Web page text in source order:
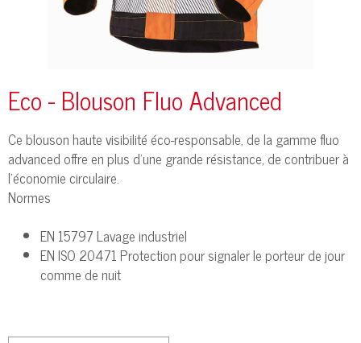
Eco - Blouson Fluo Advanced
Ce blouson haute visibilité éco-responsable, de la gamme fluo
advanced offre en plus d'une grande résistance, de contribuer à
l'économie circulaire.
Normes
EN 15797 Lavage industriel
EN ISO 20471 Protection pour signaler le porteur de jour
comme de nuit